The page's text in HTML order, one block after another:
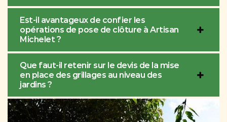
Est-il avantageux de confier les
opérations de pose de clôture à Artisan
Michelet ?
Que faut-il retenir sur le devis de la mise
en place des grillages au niveau des
jardins ?